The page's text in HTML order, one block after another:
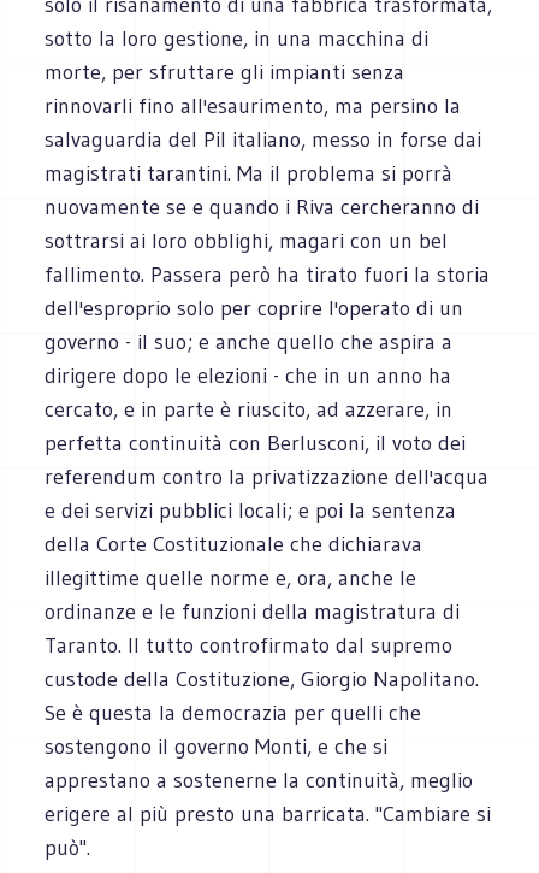
sotto la loro gestione, in una macchina di
morte, per sfruttare gli impianti senza
rinnovarli fino all'esaurimento, ma persino la
salvaguardia del Pil italiano, messo in forse dai
magistrati tarantini. Ma il problema si porrà
nuovamente se e quando i Riva cercheranno di
sottrarsi ai loro obblighi, magari con un bel
fallimento. Passera però ha tirato fuori la storia
dell'esproprio solo per coprire l'operato di un
governo - il suo; e anche quello che aspira a
dirigere dopo le elezioni - che in un anno ha
cercato, e in parte è riuscito, ad azzerare, in
perfetta continuità con Berlusconi, il voto dei
referendum contro la privatizzazione dell'acqua
e dei servizi pubblici locali; e poi la sentenza
della Corte Costituzionale che dichiarava
illegittime quelle norme e, ora, anche le
ordinanze e le funzioni della magistratura di
Taranto. Il tutto controfirmato dal supremo
custode della Costituzione, Giorgio Napolitano.
Se è questa la democrazia per quelli che
sostengono il governo Monti, e che si
apprestano a sostenerne la continuità, meglio
erigere al più presto una barricata. "Cambiare si
può".